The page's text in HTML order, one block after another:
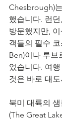
Chesbrough)
했습니다. 런
방문했지만,
객들의 필수
Ben)이나 루브
었습니다. 여
것은 바로 대
북미 대륙의
(The Great